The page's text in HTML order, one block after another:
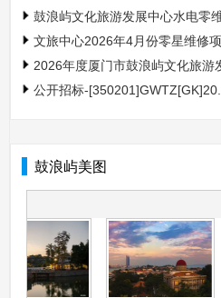
鼓浪屿文化旅游发展中心水电零
文旅中心2026年4月份零星维修
2026年度厦门市鼓浪屿文化旅游
公开招标-[350201]GWTZ[GK]20...
鼓浪屿美图